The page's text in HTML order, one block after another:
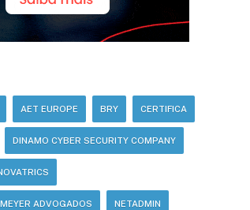
AET EUROPE BRY CERTIFICA
DINAMO CYBER SECURITY COMPANY
ADVOGADOS NETADMIN